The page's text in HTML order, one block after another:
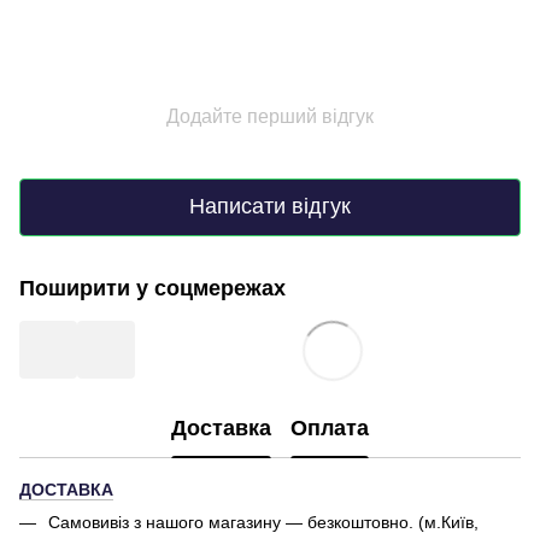
Додайте перший відгук
Написати відгук
Поширити у соцмережах
Доставка Оплата
ДОСТАВКА
Самовивіз з нашого магазину — безкоштовно. (м.Київ,